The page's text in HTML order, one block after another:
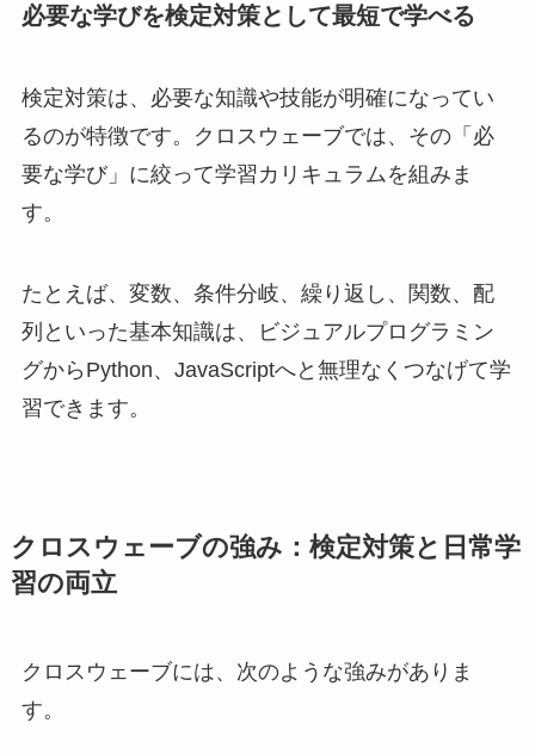
必要な学びを検定対策として最短で学べる
検定対策は、必要な知識や技能が明確になってい
るのが特徴です。クロスウェーブでは、その「必
要な学び」に絞って学習カリキュラムを組みま
す。
たとえば、変数、条件分岐、繰り返し、関数、配
列といった基本知識は、ビジュアルプログラミン
グからPython、JavaScriptへと無理なくつなげて学
習できます。
クロスウェーブの強み：検定対策と日常学
習の両立
クロスウェーブには、次のような強みがありま
す。